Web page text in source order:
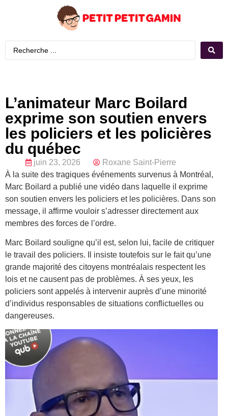
L’animateur Marc Boilard
exprime son soutien envers
les policiers et les policières
du québec
juin 23, 2026
Roxane Saint-Pierre
À la suite des tragiques événements survenus à Montréal,
Marc Boilard a publié une vidéo dans laquelle il exprime
son soutien envers les policiers et les policières. Dans son
message, il affirme vouloir s’adresser directement aux
membres des forces de l’ordre.
Marc Boilard souligne qu’il est, selon lui, facile de critiquer
le travail des policiers. Il insiste toutefois sur le fait qu’une
grande majorité des citoyens montréalais respectent les
lois et ne causent pas de problèmes. À ses yeux, les
policiers sont appelés à intervenir auprès d’une minorité
d’individus responsables de situations conflictuelles ou
dangereuses.